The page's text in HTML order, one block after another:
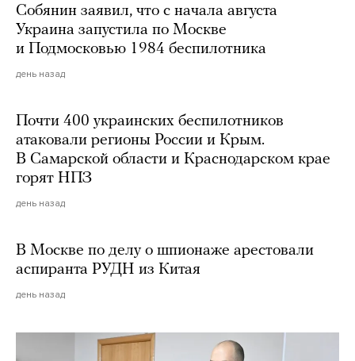
Собянин заявил, что с начала августа
Украина запустила по Москве
и Подмосковью 1984 беспилотника
день назад
Почти 400 украинских беспилотников
атаковали регионы России и Крым.
В Самарской области и Краснодарском крае
горят НПЗ
день назад
В Москве по делу о шпионаже арестовали
аспиранта РУДН из Китая
день назад